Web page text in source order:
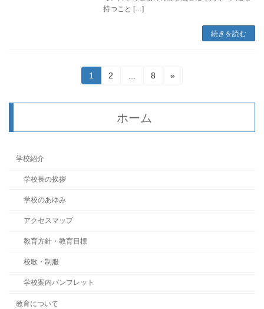
持つこと […]
続きを読む
ペ
ー
固
定
1
固
2
固
8 »
ホーム
学校紹介
学校長の挨拶
学校のあゆみ
アクセスマップ
教育方針・教育目標
校歌・制服
学校案内パンフレット
教育について